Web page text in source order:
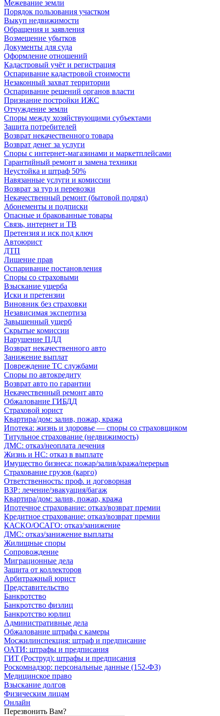
Межевание земли
Порядок пользования участком
Выкуп недвижимости
Обращения и заявления
Возмещение убытков
Документы для суда
Оформление отношений
Кадастровый учёт и регистрация
Оспаривание кадастровой стоимости
Незаконный захват территории
Оспаривание решений органов власти
Признание постройки ИЖС
Отчуждение земли
Споры между хозяйствующими субъектами
Защита потребителей
Возврат некачественного товара
Возврат денег за услуги
Споры с интернет-магазинами и маркетплейсами
Гарантийный ремонт и замена техники
Неустойка и штраф 50%
Навязанные услуги и комиссии
Возврат за тур и перевозки
Некачественный ремонт (бытовой подряд)
Абонементы и подписки
Опасные и бракованные товары
Связь, интернет и ТВ
Претензия и иск под ключ
Автоюрист
ДТП
Лишение прав
Оспаривание постановления
Споры со страховыми
Взыскание ущерба
Иски и претензии
Виновник без страховки
Независимая экспертиза
Завышенный ущерб
Скрытые комиссии
Нарушение ПДД
Возврат некачественного авто
Занижение выплат
Повреждение ТС службами
Споры по автокредиту
Возврат авто по гарантии
Некачественный ремонт авто
Обжалование ГИБДД
Страховой юрист
Квартира/дом: залив, пожар, кража
Ипотека: жизнь и здоровье — споры со страховщиком
Титульное страхование (недвижимость)
ДМС: отказ/неоплата лечения
Жизнь и НС: отказ в выплате
Имущество бизнеса: пожар/залив/кража/перерыв
Страхование грузов (карго)
Ответственность: проф. и договорная
ВЗР: лечение/эвакуация/багаж
Квартира/дом: залив, пожар, кража
Ипотечное страхование: отказ/возврат премии
Кредитное страхование: отказ/возврат премии
КАСКО/ОСАГО: отказ/занижение
ДМС: отказ/занижение выплаты
Жилищные споры
Сопровождение
Миграционные дела
Защита от коллекторов
Арбитражный юрист
Представительство
Банкротство
Банкротство физлиц
Банкротство юрлиц
Административные дела
Обжалование штрафа с камеры
Мосжилинспекция: штраф и предписание
ОАТИ: штрафы и предписания
ГИТ (Роструд): штрафы и предписания
Роскомнадзор: персональные данные (152-ФЗ)
Медицинское право
Взыскание долгов
Физическим лицам
Онлайн
Перезвонить Вам?